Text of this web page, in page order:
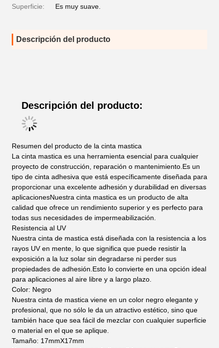
Superficie: Es muy suave.
Descripción del producto
Descripción del producto:
Resumen del producto de la cinta mastica
La cinta mastica es una herramienta esencial para cualquier
proyecto de construcción, reparación o mantenimiento.Es un
tipo de cinta adhesiva que está específicamente diseñada para
proporcionar una excelente adhesión y durabilidad en diversas
aplicacionesNuestra cinta mastica es un producto de alta
calidad que ofrece un rendimiento superior y es perfecto para
todas sus necesidades de impermeabilización.
Resistencia al UV
Nuestra cinta de mastica está diseñada con la resistencia a los
rayos UV en mente, lo que significa que puede resistir la
exposición a la luz solar sin degradarse ni perder sus
propiedades de adhesión.Esto lo convierte en una opción ideal
para aplicaciones al aire libre y a largo plazo.
Color: Negro
Nuestra cinta de mastica viene en un color negro elegante y
profesional, que no sólo le da un atractivo estético, sino que
también hace que sea fácil de mezclar con cualquier superficie
o material en el que se aplique.
Tamaño: 17mmX17mm